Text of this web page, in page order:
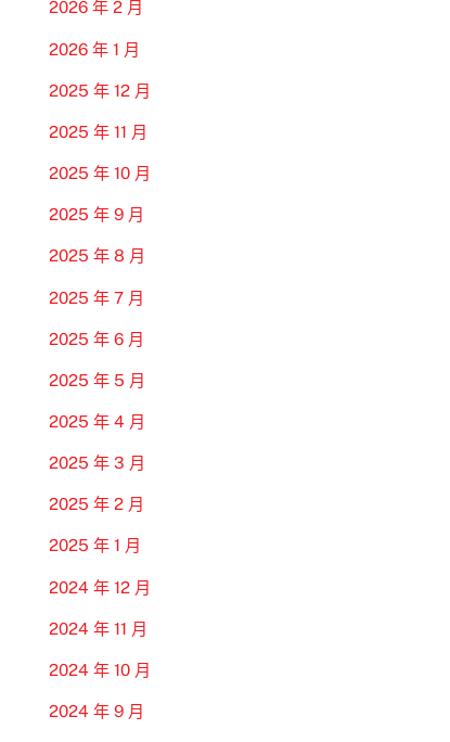
2026 年 2 月
2026 年 1 月
2025 年 12 月
2025 年 11 月
2025 年 10 月
2025 年 9 月
2025 年 8 月
2025 年 7 月
2025 年 6 月
2025 年 5 月
2025 年 4 月
2025 年 3 月
2025 年 2 月
2025 年 1 月
2024 年 12 月
2024 年 11 月
2024 年 10 月
2024 年 9 月